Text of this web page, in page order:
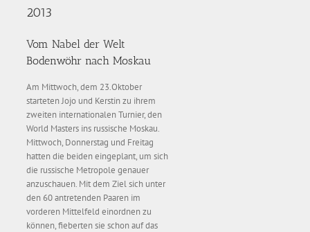
2013
Vom Nabel der Welt
Bodenwöhr nach Moskau
Am Mittwoch, dem 23.Oktober
starteten Jojo und Kerstin zu ihrem
zweiten internationalen Turnier, den
World Masters ins russische Moskau.
Mittwoch, Donnerstag und Freitag
hatten die beiden eingeplant, um sich
die russische Metropole genauer
anzuschauen. Mit dem Ziel sich unter
den 60 antretenden Paaren im
vorderen Mittelfeld einordnen zu
können, fieberten sie schon auf das